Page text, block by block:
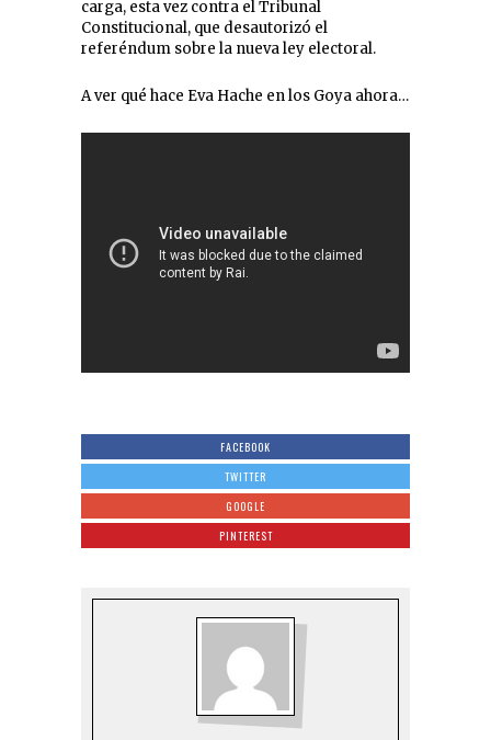
carga, esta vez contra el Tribunal
Constitucional, que desautorizó el
referéndum sobre la nueva ley electoral.
A ver qué hace Eva Hache en los Goya ahora…
FACEBOOK
TWITTER
GOOGLE
PINTEREST